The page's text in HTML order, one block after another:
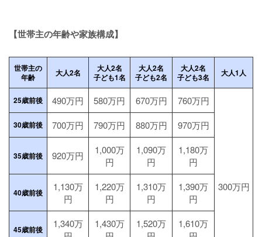
【世帯主の年齢や家族構成】
世帯主の
年齢
大人2名
大人2名
子ども1名
大人2名
子ども2名
大人2名
子ども3名
大人1人
25歳前後 490万円 580万円 670万円 760万円
300万円
30歳前後 700万円 790万円 880万円 970万円
35歳前後 920万円
1,000万
円
1,090万
円
1,180万
円
40歳前後
1,130万
円
1,220万
円
1,310万
円
1,390万
円
45歳前後
1,340万
1,430万
1,520万
1,610万